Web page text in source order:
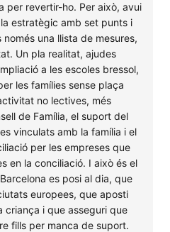
per revertir-ho. Per això, avui
estratègic amb set punts i
una llista de mesures,
Un pla realitat, ajudes
a les escoles bressol,
les famílies sense plaça
no lectives, més
de Família, el suport del
vinculats amb la família i el
per les empreses que
en la conciliació. I això és el
es posi al dia, que
europees, que aposti
criança i que asseguri que
fills per manca de suport.